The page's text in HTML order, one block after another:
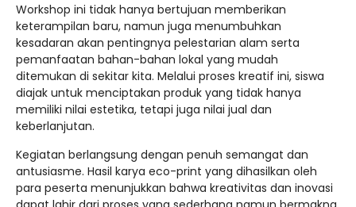
Workshop ini tidak hanya bertujuan memberikan
keterampilan baru, namun juga menumbuhkan
kesadaran akan pentingnya pelestarian alam serta
pemanfaatan bahan-bahan lokal yang mudah
ditemukan di sekitar kita. Melalui proses kreatif ini, siswa
diajak untuk menciptakan produk yang tidak hanya
memiliki nilai estetika, tetapi juga nilai jual dan
keberlanjutan.
Kegiatan berlangsung dengan penuh semangat dan
antusiasme. Hasil karya eco-print yang dihasilkan oleh
para peserta menunjukkan bahwa kreativitas dan inovasi